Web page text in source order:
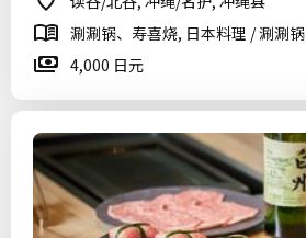
涮涮锅、寿喜烧, 日本料理 / 涮涮锅
4,000 日元